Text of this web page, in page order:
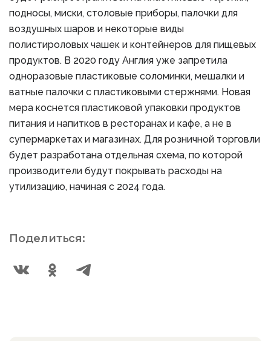
подносы, миски, столовые приборы, палочки для
воздушных шаров и некоторые виды
полистироловых чашек и контейнеров для пищевых
продуктов. В 2020 году Англия уже запретила
одноразовые пластиковые соломинки, мешалки и
ватные палочки с пластиковыми стержнями. Новая
мера коснется пластиковой упаковки продуктов
питания и напитков в ресторанах и кафе, а не в
супермаркетах и ​​магазинах. Для розничной торговли
будет разработана отдельная схема, по которой
производители будут покрывать расходы на
утилизацию, начиная с 2024 года.
Поделиться: